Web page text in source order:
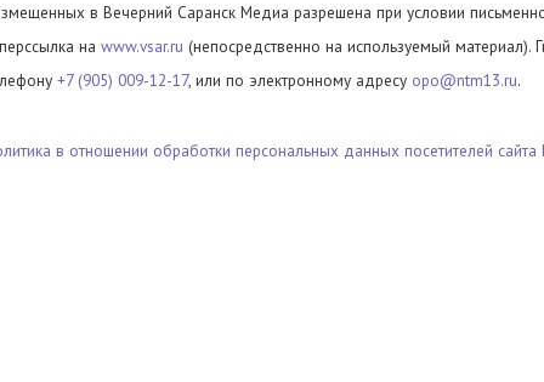
в Вечерний Саранск Медиа разрешена при условии
на www.vsar.ru (непосредственно на используемый материал).
+7 (905) 009-12-17, или по электронному адресу opo@ntm13.ru.
в отношении обработки персональных данных посетителей